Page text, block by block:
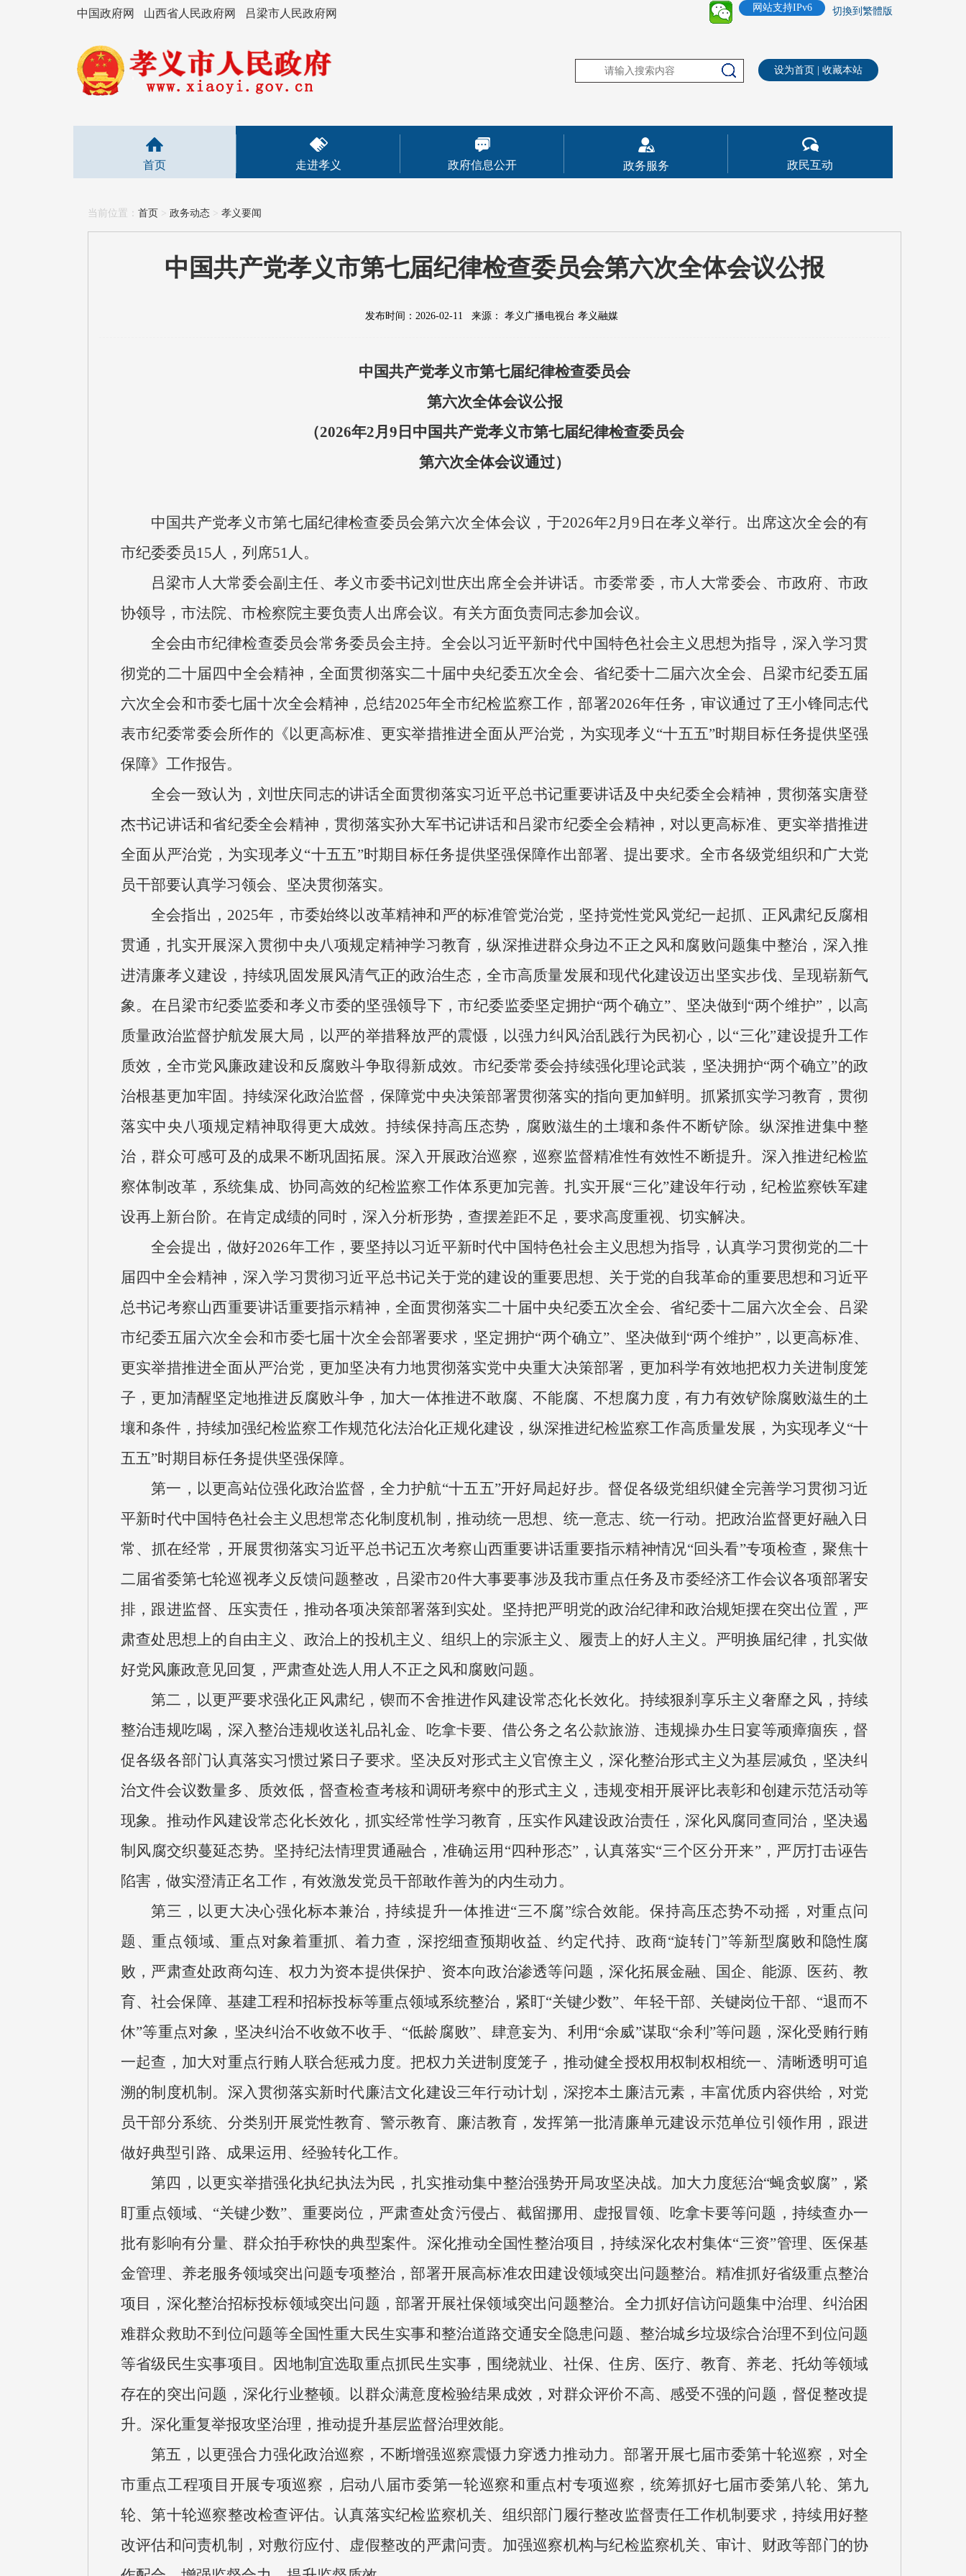
中国政府网 山西省人民政府网 吕梁市人民政府网 切換到繁體版
网站支持IPv6
设为首页 收藏本站
首页 走进孝义 政府信息公开 政务服务 政民互动
当前位置： 首页 > 政务动态 > 孝义要闻
中国共产党孝义市第七届纪律检查委员会第六次全体会议公报
发布时间：2026-02-11 来源： 孝义广播电视台 孝义融媒
中国共产党孝义市第七届纪律检查委员会
第六次全体会议公报
（2026年2月9日中国共产党孝义市第七届纪律检查委员会
第六次全体会议通过）
中国共产党孝义市第七届纪律检查委员会第六次全体会议，于2026年2月9日在孝义举行。出席这次全会的有
市纪委委员15人，列席51人。
吕梁市人大常委会副主任、孝义市委书记刘世庆出席全会并讲话。市委常委，市人大常委会、市政府、市政
协领导，市法院、市检察院主要负责人出席会议。有关方面负责同志参加会议。
全会由市纪律检查委员会常务委员会主持。全会以习近平新时代中国特色社会主义思想为指导，深入学习贯
彻党的二十届四中全会精神，全面贯彻落实二十届中央纪委五次全会、省纪委十二届六次全会、吕梁市纪委五届
六次全会和市委七届十次全会精神，总结2025年全市纪检监察工作，部署2026年任务，审议通过了王小锋同志代
表市纪委常委会所作的《以更高标准、更实举措推进全面从严治党，为实现孝义“十五五”时期目标任务提供坚强
保障》工作报告。
全会一致认为，刘世庆同志的讲话全面贯彻落实习近平总书记重要讲话及中央纪委全会精神，贯彻落实唐登
杰书记讲话和省纪委全会精神，贯彻落实孙大军书记讲话和吕梁市纪委全会精神，对以更高标准、更实举措推进
全面从严治党，为实现孝义“十五五”时期目标任务提供坚强保障作出部署、提出要求。全市各级党组织和广大党
员干部要认真学习领会、坚决贯彻落实。
全会指出，2025年，市委始终以改革精神和严的标准管党治党，坚持党性党风党纪一起抓、正风肃纪反腐相
贯通，扎实开展深入贯彻中央八项规定精神学习教育，纵深推进群众身边不正之风和腐败问题集中整治，深入推
进清廉孝义建设，持续巩固发展风清气正的政治生态，全市高质量发展和现代化建设迈出坚实步伐、呈现崭新气
象。在吕梁市纪委监委和孝义市委的坚强领导下，市纪委监委坚定拥护“两个确立”、坚决做到“两个维护”，以高
质量政治监督护航发展大局，以严的举措释放严的震慑，以强力纠风治乱践行为民初心，以“三化”建设提升工作
质效，全市党风廉政建设和反腐败斗争取得新成效。市纪委常委会持续强化理论武装，坚决拥护“两个确立”的政
治根基更加牢固。持续深化政治监督，保障党中央决策部署贯彻落实的指向更加鲜明。抓紧抓实学习教育，贯彻
落实中央八项规定精神取得更大成效。持续保持高压态势，腐败滋生的土壤和条件不断铲除。纵深推进集中整
治，群众可感可及的成果不断巩固拓展。深入开展政治巡察，巡察监督精准性有效性不断提升。深入推进纪检监
察体制改革，系统集成、协同高效的纪检监察工作体系更加完善。扎实开展“三化”建设年行动，纪检监察铁军建
设再上新台阶。在肯定成绩的同时，深入分析形势，查摆差距不足，要求高度重视、切实解决。
全会提出，做好2026年工作，要坚持以习近平新时代中国特色社会主义思想为指导，认真学习贯彻党的二十
届四中全会精神，深入学习贯彻习近平总书记关于党的建设的重要思想、关于党的自我革命的重要思想和习近平
总书记考察山西重要讲话重要指示精神，全面贯彻落实二十届中央纪委五次全会、省纪委十二届六次全会、吕梁
市纪委五届六次全会和市委七届十次全会部署要求，坚定拥护“两个确立”、坚决做到“两个维护”，以更高标准、
更实举措推进全面从严治党，更加坚决有力地贯彻落实党中央重大决策部署，更加科学有效地把权力关进制度笼
子，更加清醒坚定地推进反腐败斗争，加大一体推进不敢腐、不能腐、不想腐力度，有力有效铲除腐败滋生的土
壤和条件，持续加强纪检监察工作规范化法治化正规化建设，纵深推进纪检监察工作高质量发展，为实现孝义“十
五五”时期目标任务提供坚强保障。
第一，以更高站位强化政治监督，全力护航“十五五”开好局起好步。督促各级党组织健全完善学习贯彻习近
平新时代中国特色社会主义思想常态化制度机制，推动统一思想、统一意志、统一行动。把政治监督更好融入日
常、抓在经常，开展贯彻落实习近平总书记五次考察山西重要讲话重要指示精神情况“回头看”专项检查，聚焦十
二届省委第七轮巡视孝义反馈问题整改，吕梁市20件大事要事涉及我市重点任务及市委经济工作会议各项部署安
排，跟进监督、压实责任，推动各项决策部署落到实处。坚持把严明党的政治纪律和政治规矩摆在突出位置，严
肃查处思想上的自由主义、政治上的投机主义、组织上的宗派主义、履责上的好人主义。严明换届纪律，扎实做
好党风廉政意见回复，严肃查处选人用人不正之风和腐败问题。
第二，以更严要求强化正风肃纪，锲而不舍推进作风建设常态化长效化。持续狠刹享乐主义奢靡之风，持续
整治违规吃喝，深入整治违规收送礼品礼金、吃拿卡要、借公务之名公款旅游、违规操办生日宴等顽瘴痼疾，督
促各级各部门认真落实习惯过紧日子要求。坚决反对形式主义官僚主义，深化整治形式主义为基层减负，坚决纠
治文件会议数量多、质效低，督查检查考核和调研考察中的形式主义，违规变相开展评比表彰和创建示范活动等
现象。推动作风建设常态化长效化，抓实经常性学习教育，压实作风建设政治责任，深化风腐同查同治，坚决遏
制风腐交织蔓延态势。坚持纪法情理贯通融合，准确运用“四种形态”，认真落实“三个区分开来”，严厉打击诬告
陷害，做实澄清正名工作，有效激发党员干部敢作善为的内生动力。
第三，以更大决心强化标本兼治，持续提升一体推进“三不腐”综合效能。保持高压态势不动摇，对重点问
题、重点领域、重点对象着重抓、着力查，深挖细查预期收益、约定代持、政商“旋转门”等新型腐败和隐性腐
败，严肃查处政商勾连、权力为资本提供保护、资本向政治渗透等问题，深化拓展金融、国企、能源、医药、教
育、社会保障、基建工程和招标投标等重点领域系统整治，紧盯“关键少数”、年轻干部、关键岗位干部、“退而不
休”等重点对象，坚决纠治不收敛不收手、“低龄腐败”、肆意妄为、利用“余威”谋取“余利”等问题，深化受贿行贿
一起查，加大对重点行贿人联合惩戒力度。把权力关进制度笼子，推动健全授权用权制权相统一、清晰透明可追
溯的制度机制。深入贯彻落实新时代廉洁文化建设三年行动计划，深挖本土廉洁元素，丰富优质内容供给，对党
员干部分系统、分类别开展党性教育、警示教育、廉洁教育，发挥第一批清廉单元建设示范单位引领作用，跟进
做好典型引路、成果运用、经验转化工作。
第四，以更实举措强化执纪执法为民，扎实推动集中整治强势开局攻坚决战。加大力度惩治“蝇贪蚁腐”，紧
盯重点领域、“关键少数”、重要岗位，严肃查处贪污侵占、截留挪用、虚报冒领、吃拿卡要等问题，持续查办一
批有影响有分量、群众拍手称快的典型案件。深化推动全国性整治项目，持续深化农村集体“三资”管理、医保基
金管理、养老服务领域突出问题专项整治，部署开展高标准农田建设领域突出问题整治。精准抓好省级重点整治
项目，深化整治招标投标领域突出问题，部署开展社保领域突出问题整治。全力抓好信访问题集中治理、纠治困
难群众救助不到位问题等全国性重大民生实事和整治道路交通安全隐患问题、整治城乡垃圾综合治理不到位问题
等省级民生实事项目。因地制宜选取重点抓民生实事，围绕就业、社保、住房、医疗、教育、养老、托幼等领域
存在的突出问题，深化行业整顿。以群众满意度检验结果成效，对群众评价不高、感受不强的问题，督促整改提
升。深化重复举报攻坚治理，推动提升基层监督治理效能。
第五，以更强合力强化政治巡察，不断增强巡察震慑力穿透力推动力。部署开展七届市委第十轮巡察，对全
市重点工程项目开展专项巡察，启动八届市委第一轮巡察和重点村专项巡察，统筹抓好七届市委第八轮、第九
轮、第十轮巡察整改检查评估。认真落实纪检监察机关、组织部门履行整改监督责任工作机制要求，持续用好整
改评估和问责机制，对敷衍应付、虚假整改的严肃问责。加强巡察机构与纪检监察机关、审计、财政等部门的协